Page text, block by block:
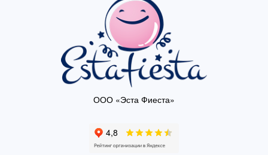
ООО «Эста Фиеста»